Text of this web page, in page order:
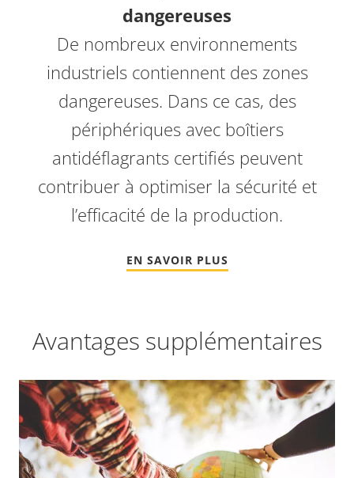
dangereuses
De nombreux environnements
industriels contiennent des zones
dangereuses. Dans ce cas, des
périphériques avec boîtiers
antidéflagrants certifiés peuvent
contribuer à optimiser la sécurité et
l’efficacité de la production.
EN SAVOIR PLUS
Avantages supplémentaires